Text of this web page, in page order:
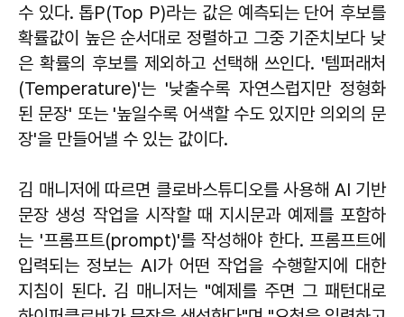
수 있다. 톱P(Top P)라는 값은 예측되는 단어 후보를
확률값이 높은 순서대로 정렬하고 그중 기준치보다 낮
은 확률의 후보를 제외하고 선택해 쓰인다. '템퍼래처
(Temperature)'는 '낮출수록 자연스럽지만 정형화
된 문장' 또는 '높일수록 어색할 수도 있지만 의외의 문
장'을 만들어낼 수 있는 값이다.
김 매니저에 따르면 클로바스튜디오를 사용해 AI 기반
문장 생성 작업을 시작할 때 지시문과 예제를 포함하
는 '프롬프트(prompt)'를 작성해야 한다. 프롬프트에
입력되는 정보는 AI가 어떤 작업을 수행할지에 대한
지침이 된다. 김 매니저는 "예제를 주면 그 패턴대로